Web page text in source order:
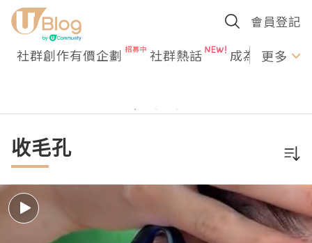
會員登記
社群創作有價企劃 社群熱話 成為U更多
收毛孔